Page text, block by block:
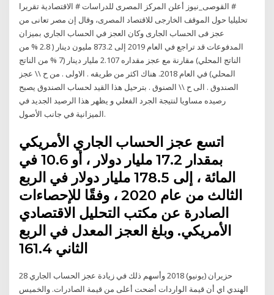
# القوصى_نيوز أعلن المركز المصرى للدراسات # الاقتصادية تقريرا
تحليليا حول الموقف الخارجى للاقتصاد المصرى، وقال إن مصر تعانى من
عجز فى الحساب الجارى وكان العجز في الحساب الجاري بميزان
المدفوعات قد تراجع في العام 2019 إلى 873.2 مليون دينار ( 2.8 % من
الناتج المحلي) مقارنة مع عجز مقداره 2.107 مليار دينار (7 % من الناتج
المحلي) في العام 2018. هناك اكثر من طريقه . الاولى . من ح \\ عجز
الصندوق . الى ح \\ الصنوق . بترحيل هذا القيد لحساب الصندوق يصبح
رصيده مساويا لنتيجة الجرد الفعلي و يظهر هذا الرصيد الجديد في
الميزانية في جانب الأصول.
اتسع عجز الحساب الجاري الأمريكي
بمقدار 17.2 مليار دولار ، أو 10.6 في
المائة ، إلى 178.5 مليار دولار في الربع
الثالث من عام 2020 ، وفقًا للإحصاءات
الصادرة عن مكتب التحليل الاقتصادي
الأمريكي. وبلغ العجز المعدل في الربع
الثاني 161.4
28 حزيران (يونيو) 2018 وأسهم ذلك في زيادة عجز الحساب الجاري
الهندي اي أن قيمة الواردات أضحت أعلى من قيمة الصادرات. والخميس